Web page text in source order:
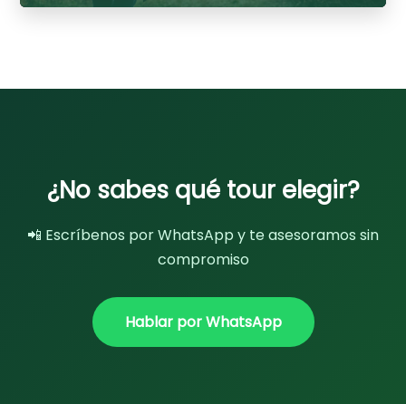
¿No sabes qué tour elegir?
📲 Escríbenos por WhatsApp y te asesoramos sin
compromiso
Hablar por WhatsApp